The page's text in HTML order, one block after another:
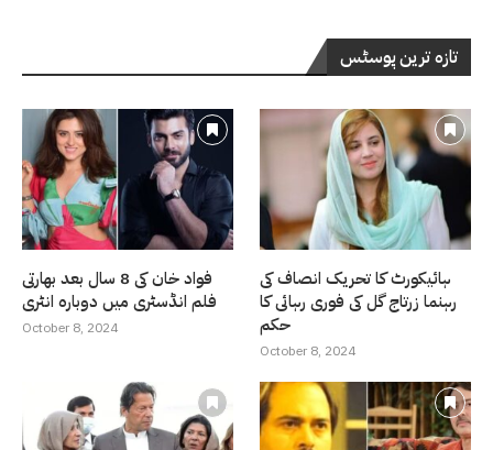
تازہ ترین پوسٹس
فواد خان کی 8 سال بعد بھارتی
فلم انڈسٹری میں دوبارہ انٹری
October 8, 2024
ہائیکورٹ کا تحریک انصاف کی
رہنما زرتاج گل کی فوری رہائی کا
حکم
October 8, 2024